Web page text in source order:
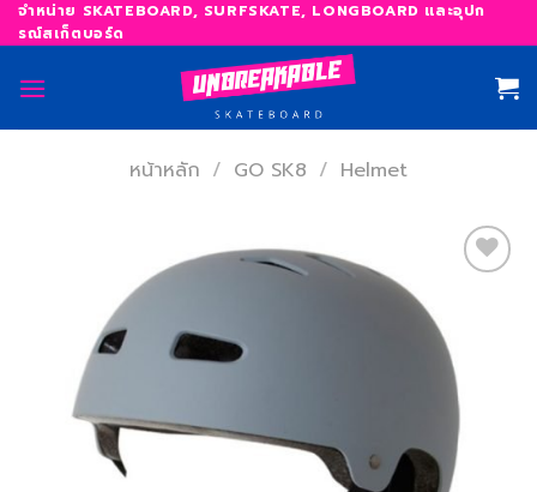
Skip
to
content
จำหน่าย SKATEBOARD, SURFSKATE, LONGBOARD และอุปก
รณ์สเก็ตบอร์ด
หน้าหลัก / GO SK8 / Helmet